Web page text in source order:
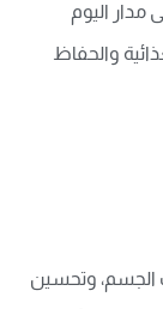
على مدار اليوم
والحفاظ
الجسم، وتحسين